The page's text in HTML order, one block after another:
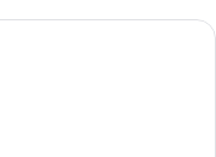
mit einem Bett,